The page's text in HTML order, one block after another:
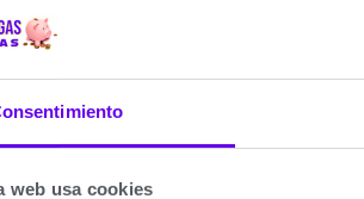
web usa cookies
Apto para Gas Natural
Añadir al carrito